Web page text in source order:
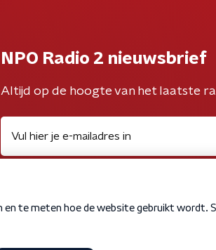
NPO Radio 2 nieuwsbrief
Altijd op de hoogte van het laatste